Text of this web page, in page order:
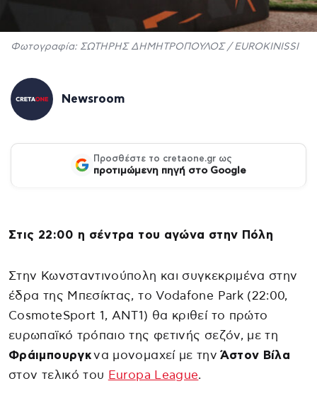
Φωτογραφία: ΣΩΤΗΡΗΣ ΔΗΜΗΤΡΟΠΟΥΛΟΣ / EUROKINISSI
Newsroom
Προσθέστε το cretaone.gr ως
προτιμώμενη πηγή στο Google
Στις 22:00 η σέντρα του αγώνα στην Πόλη
Στην Κωνσταντινούπολη και συγκεκριμένα στην
έδρα της Μπεσίκτας, το Vodafone Park (22:00,
CosmoteSport 1, ANT1) θα κριθεί το πρώτο
ευρωπαϊκό τρόπαιο της φετινής σεζόν, με τη
Φράιμπουργκνα μονομαχεί με την Άστον Βίλα
στον τελικό του Europa League.